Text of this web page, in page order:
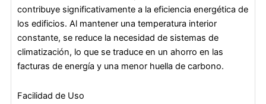
contribuye significativamente a la eficiencia energética de
los edificios. Al mantener una temperatura interior
constante, se reduce la necesidad de sistemas de
climatización, lo que se traduce en un ahorro en las
facturas de energía y una menor huella de carbono.
Facilidad de Uso